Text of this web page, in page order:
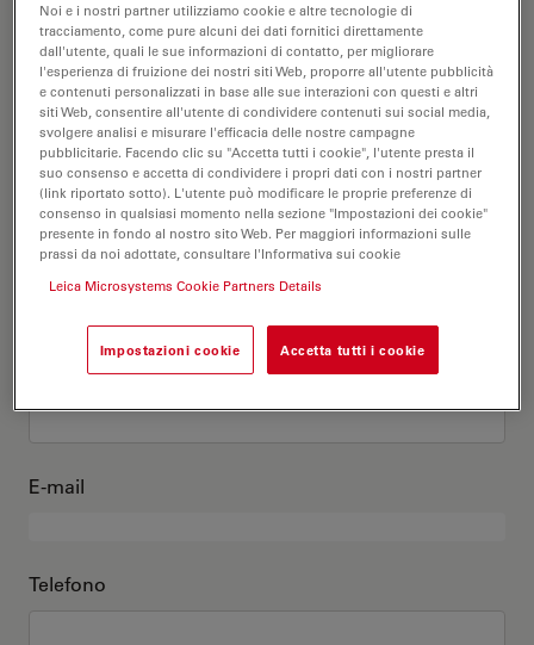
Questo sono io
Titolo accademico
Nome
Cognome
E-mail
Telefono
Noi e i nostri partner utilizziamo cookie e altre tecnologie di
tracciamento, come pure alcuni dei dati fornitici direttamente
dall'utente, quali le sue informazioni di contatto, per migliorare
l'esperienza di fruizione dei nostri siti Web, proporre all'utente pubblicità
e contenuti personalizzati in base alle sue interazioni con questi e altri
siti Web, consentire all'utente di condividere contenuti sui social media,
svolgere analisi e misurare l'efficacia delle nostre campagne
pubblicitarie. Facendo clic su "Accetta tutti i cookie", l'utente presta il
suo consenso e accetta di condividere i propri dati con i nostri partner
(link riportato sotto). L'utente può modificare le proprie preferenze di
consenso in qualsiasi momento nella sezione "Impostazioni dei cookie"
presente in fondo al nostro sito Web. Per maggiori informazioni sulle
prassi da noi adottate, consultare l'Informativa sui cookie
Leica Microsystems Cookie Partners Details
Impostazioni cookie Accetta tutti i cookie